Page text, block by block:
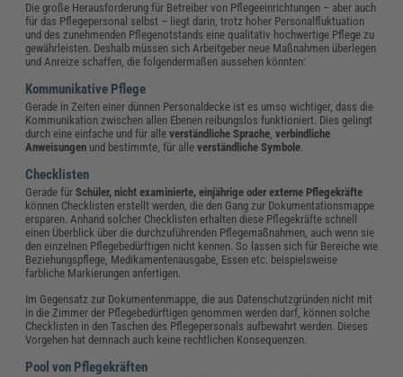
Die große Herausforderung für Betreiber von Pflegeeinrichtungen – aber auch
für das Pflegepersonal selbst – liegt darin, trotz hoher Personalfluktuation
und des zunehmenden Pflegenotstands eine qualitativ hochwertige Pflege zu
gewährleisten. Deshalb müssen sich Arbeitgeber neue Maßnahmen überlegen
und Anreize schaffen, die folgendermaßen aussehen könnten:
Kommunikative Pflege
Gerade in Zeiten einer dünnen Personaldecke ist es umso wichtiger, dass die
Kommunikation zwischen allen Ebenen reibungslos funktioniert. Dies gelingt
durch eine einfache und für alleverständliche Sprache,verbindliche
Anweisungen und bestimmte, für alleverständliche Symbole.
Checklisten
Gerade fürSchüler, nicht examinierte, einjährige oder externe Pflegekräfte
können Checklisten erstellt werden, die den Gang zur Dokumentationsmappe
ersparen. Anhand solcher Checklisten erhalten diese Pflegekräfte schnell
einen Überblick über die durchzuführenden Pflegemaßnahmen, auch wenn sie
den einzelnen Pflegebedürftigen nicht kennen. So lassen sich für Bereiche wie
Beziehungspflege, Medikamentenausgabe, Essen etc. beispielsweise
farbliche Markierungen anfertigen.
Im Gegensatz zur Dokumentenmappe, die aus Datenschutzgründen nicht mit
in die Zimmer der Pflegebedürftigen genommen werden darf, können solche
Checklisten in den Taschen des Pflegepersonals aufbewahrt werden. Dieses
Vorgehen hat demnach auch keine rechtlichen Konsequenzen.
Pool von Pflegekräften